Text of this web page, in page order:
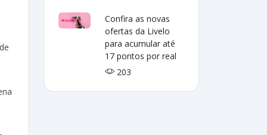
Confira as novas
ofertas da Livelo
para acumular até
17 pontos por real
203